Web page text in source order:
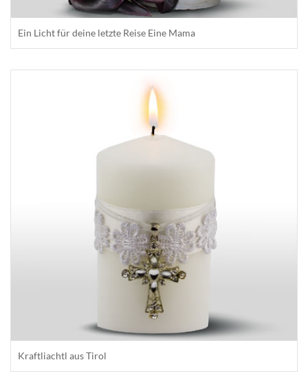
Ein Licht für deine letzte Reise Eine Mama
Kraftliachtl aus Tirol